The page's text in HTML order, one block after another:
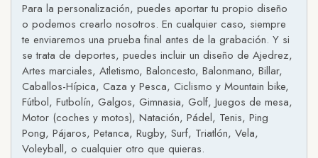
Para la personalización, puedes aportar tu propio diseño
o podemos crearlo nosotros. En cualquier caso, siempre
te enviaremos una prueba final antes de la grabación. Y si
se trata de deportes, puedes incluir un diseño de Ajedrez,
Artes marciales, Atletismo, Baloncesto, Balonmano, Billar,
Caballos-Hípica, Caza y Pesca, Ciclismo y Mountain bike,
Fútbol, Futbolín, Galgos, Gimnasia, Golf, Juegos de mesa,
Motor (coches y motos), Natación, Pádel, Tenis, Ping
Pong, Pájaros, Petanca, Rugby, Surf, Triatlón, Vela,
Voleyball, o cualquier otro que quieras.